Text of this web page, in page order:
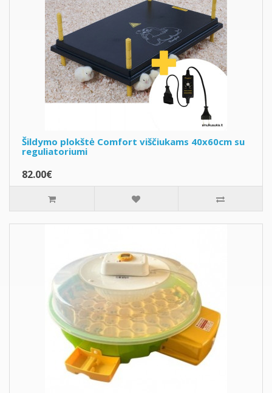
Šildymo plokštė Comfort viščiukams 40x60cm su
reguliatoriumi
82.00€